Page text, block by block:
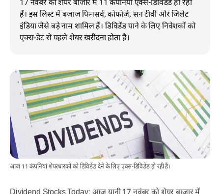
17 नवंबर को शेयर बाजार में 11 कंपनियां एक्स-डिविडेंड हो रही
हैं। इस लिस्ट में बजाज फिनसर्व, कोफोर्ज, सन टीवी और जिलेट
इंडिया जैसे बड़े नाम शामिल हैं। डिविडेंड पाने के लिए निवेशकों को
एक्स-डेट से पहले शेयर खरीदना होता है।
आज 11 कंपनियां शेयरधारकों को डिविडेंड देने के लिए एक्स-डिविडेंड हो रही हैं।